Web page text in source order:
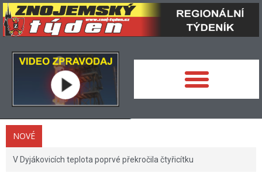
NOVÉ
V Dyjákovicích teplota poprvé překročila čtyřicítku